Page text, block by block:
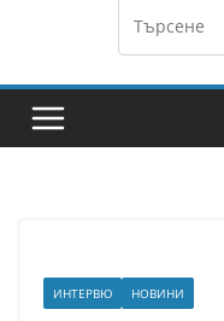
ИНТЕРВЮ НОВИНИ